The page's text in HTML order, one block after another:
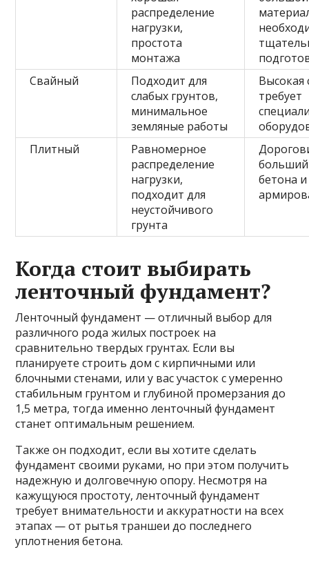
распределение
нагрузки,
простота
монтажа
Свайный
Подходит для
слабых грунтов,
минимальное
земляные работы
Высокая
требует
Плитный
Равномерное
распределение
нагрузки,
подходит для
неустойчивого
грунта
больший
бетона и
Когда стоит выбирать
ленточный фундамент?
Ленточный фундамент — отличный выбор для
различного рода жилых построек на
сравнительно твердых грунтах. Если вы
планируете строить дом с кирпичными или
блочными стенами, или у вас участок с умеренно
стабильным грунтом и глубиной промерзания до
1,5 метра, тогда именно ленточный фундамент
станет оптимальным решением.
Также он подходит, если вы хотите сделать
фундамент своими руками, но при этом получить
надежную и долговечную опору. Несмотря на
кажущуюся простоту, ленточный фундамент
требует внимательности и аккуратности на всех
этапах — от рытья траншеи до последнего
уплотнения бетона.